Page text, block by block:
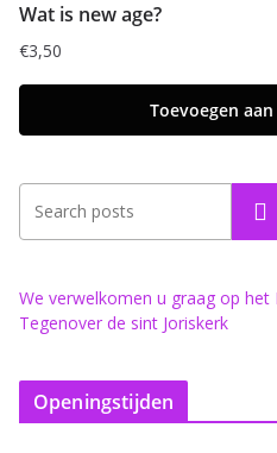
Wat is new age?
€3,50
Toevoegen
We verwelkomen u graag op
Tegenover de sint Joriskerk
Openingstijden